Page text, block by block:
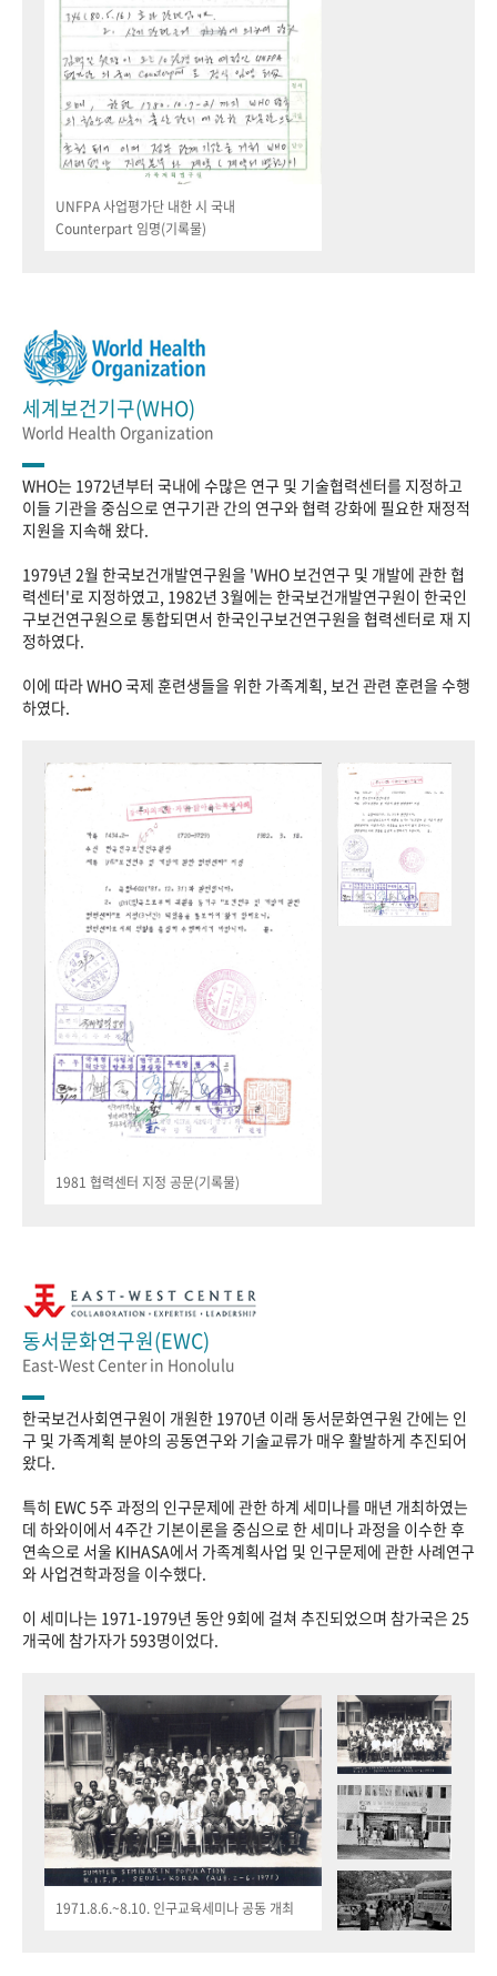
UNFPA 사업평가단 내한 시 국내
Counterpart 임명(기록물)
세계보건기구(WHO)
World Health Organization
WHO는 1972년부터 국내에 수많은 연구 및 기술협력센터를 지정하고
이들 기관을 중심으로 연구기관 간의 연구와 협력 강화에 필요한 재정적
지원을 지속해 왔다.
1979년 2월 한국보건개발연구원을 'WHO 보건연구 및 개발에 관한 협
력센터'로 지정하였고, 1982년 3월에는 한국보건개발연구원이 한국인
구보건연구원으로 통합되면서 한국인구보건연구원을 협력센터로 재 지
정하였다.
이에 따라 WHO 국제 훈련생들을 위한 가족계획, 보건 관련 훈련을 수행
하였다.
1981 협력센터 지정 공문(기록물)
동서문화연구원(EWC)
East-West Center in Honolulu
한국보건사회연구원이 개원한 1970년 이래 동서문화연구원 간에는 인
구 및 가족계획 분야의 공동연구와 기술교류가 매우 활발하게 추진되어
왔다.
특히 EWC 5주 과정의 인구문제에 관한 하계 세미나를 매년 개최하였는
데 하와이에서 4주간 기본이론을 중심으로 한 세미나 과정을 이수한 후
연속으로 서울 KIHASA에서 가족계획사업 및 인구문제에 관한 사례연구
와 사업견학과정을 이수했다.
이 세미나는 1971-1979년 동안 9회에 걸쳐 추진되었으며 참가국은 25
개국에 참가자가 593명이었다.
1971.8.6.~8.10. 인구교육세미나 공동 개최